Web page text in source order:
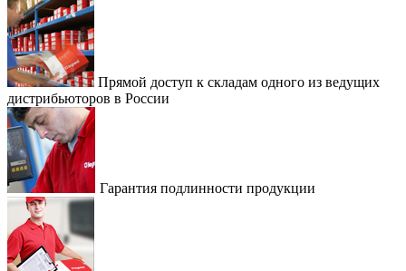
Прямой доступ к складам одного из ведущих
дистрибьюторов в России
Гарантия подлинности продукции